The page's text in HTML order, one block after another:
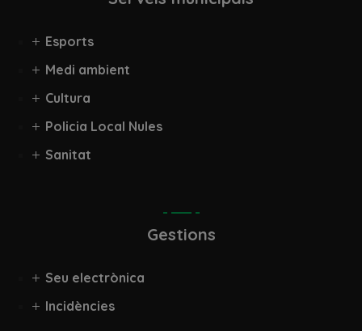
Esports
Medi ambient
Cultura
Policia Local Nules
Sanitat
Gestions
Seu electrònica
Incidències